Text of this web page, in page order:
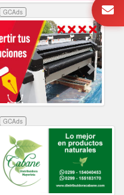
GCAds
GCAds